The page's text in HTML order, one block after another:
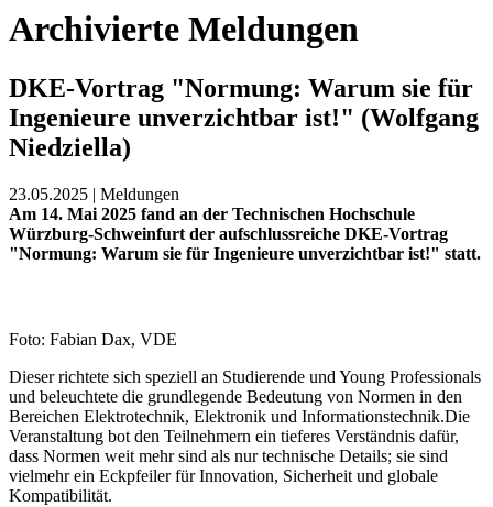
Archivierte Meldungen
DKE-Vortrag "Normung: Warum sie für
Ingenieure unverzichtbar ist!" (Wolfgang
Niedziella)
23.05.2025 | Meldungen
Am 14. Mai 2025 fand an der Technischen Hochschule
Würzburg-Schweinfurt der aufschlussreiche DKE-Vortrag
"Normung: Warum sie für Ingenieure unverzichtbar ist!" statt.
Foto: Fabian Dax, VDE
Dieser richtete sich speziell an Studierende und Young Professionals
und beleuchtete die grundlegende Bedeutung von Normen in den
Bereichen Elektrotechnik, Elektronik und Informationstechnik.Die
Veranstaltung bot den Teilnehmern ein tieferes Verständnis dafür,
dass Normen weit mehr sind als nur technische Details; sie sind
vielmehr ein Eckpfeiler für Innovation, Sicherheit und globale
Kompatibilität.